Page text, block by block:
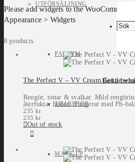
UTFÖRSÄLJNING
PARFYM
TILLBEHÖR
MAKE-UP
Boka
Please add widgets to the
Appearance > Widgets
8 products
The Perfect V – VV Cream Gentle
Rengör, tonar & svalkar. Mild
återfuktar huden. Fungerar med Ph-
235 kr
235 kr
Out of stock